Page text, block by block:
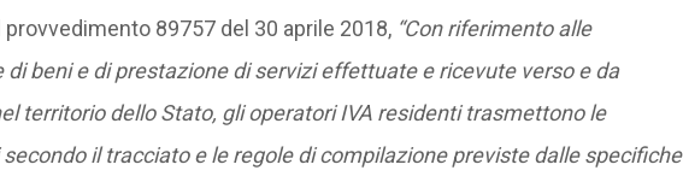
89757 del 30 aprile 2018, “Con riferimento alle
di beni e di prestazione di servizi effettuate e ricevute verso e da
territorio dello Stato, gli operatori IVA residenti trasmettono le
il tracciato e le regole di compilazione previste dalle specifiche